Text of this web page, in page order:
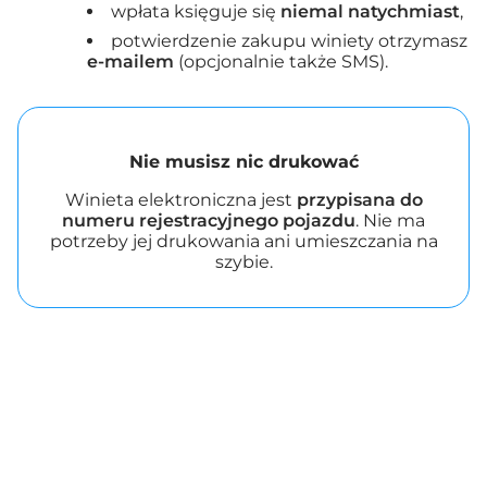
wpłata księguje się niemal natychmiast,
potwierdzenie zakupu winiety otrzymasz
e-mailem (opcjonalnie także SMS).
Nie musisz nic drukować
Winieta elektroniczna jest przypisana do
numeru rejestracyjnego pojazdu. Nie ma
potrzeby jej drukowania ani umieszczania na
szybie.